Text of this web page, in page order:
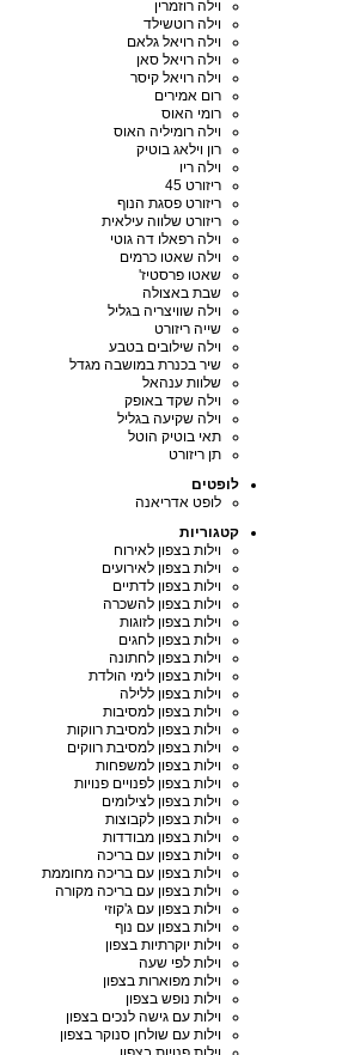
וילה רוזמרין
וילה רוטשילד
וילה רויאל גלאם
וילה רויאל סאן
וילה רויאל קיסר
רום אמירים
רומי האוס
וילה רומיליה האוס
רון וילאג בוטיק
וילה ריו
ריזורט 45
ריזורט פסגת הנוף
ריזורט שלווה עילאית
וילה רפאלו דה גוטי
וילה שאטו כרמים
שאטו פרסטיז'
שבת באצולה
וילה שוויצריה בגליל
שייה ריזורט
וילה שילובים בטבע
שיר בכנרת במושבה מגדל
שלוות ענהאל
וילה שקד באופק
וילה שקיעה בגליל
תאי בוטיק הוטל
תן ריזורט
לופטים
לופט אדריאנה
קטגוריות
וילות בצפון לאירוח
וילות בצפון לאירועים
וילות בצפון לדתיים
וילות בצפון להשכרה
וילות בצפון לזוגות
וילות בצפון לחגים
וילות בצפון לחתונה
וילות בצפון לימי הולדת
וילות בצפון ללילה
וילות בצפון למסיבות
וילות בצפון למסיבת רווקות
וילות בצפון למסיבת רווקים
וילות בצפון למשפחות
וילות בצפון לפנויים פנויות
וילות בצפון לצילומים
וילות בצפון לקבוצות
וילות בצפון מבודדות
וילות בצפון עם בריכה
וילות בצפון עם בריכה מחוממת
וילות בצפון עם בריכה מקורה
וילות בצפון עם ג'קוזי
וילות בצפון עם נוף
וילות יוקרתיות בצפון
וילות לפי שעה
וילות מפוארות בצפון
וילות נופש בצפון
וילות עם גישה לנכים בצפון
וילות עם שולחן סנוקר בצפון